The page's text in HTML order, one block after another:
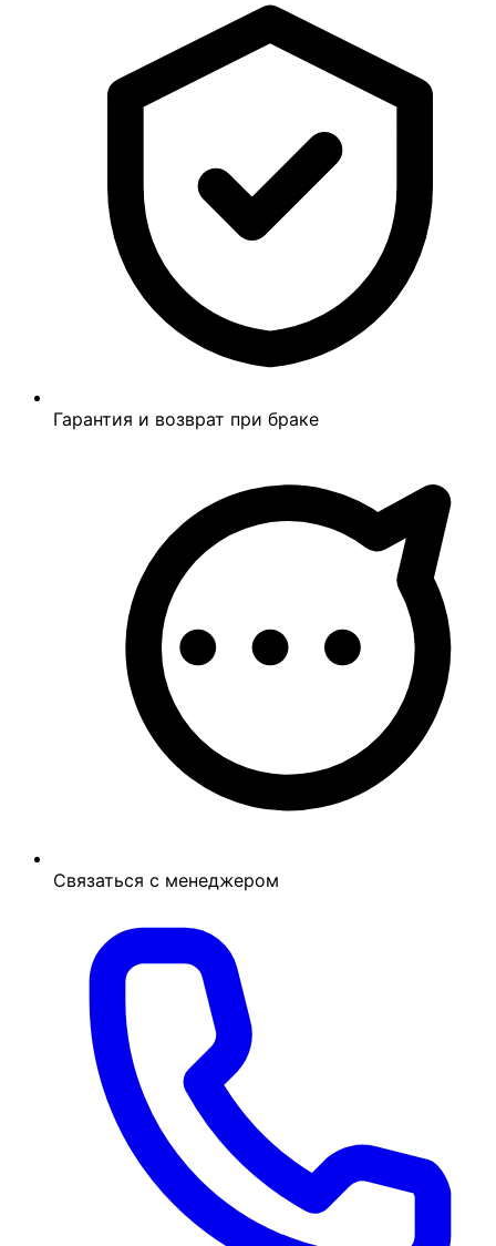
Гарантия и возврат при браке
Связаться с менеджером